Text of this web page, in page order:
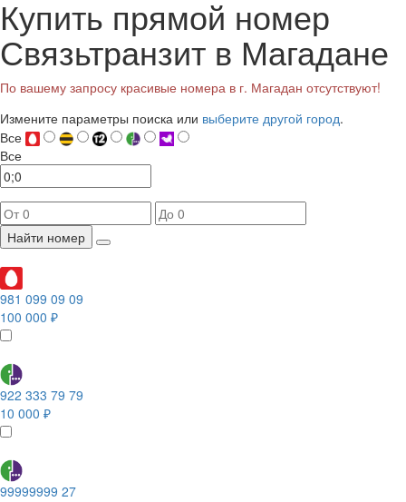
Купить прямой номер
Связьтранзит в Магадане
По вашему запросу красивые номера в г. Магадан отсутствуют!
Измените параметры поиска или выберите другой город.
Все
Все
Найти номер
981 099 09 09
100 000 ₽
922 333 79 79
10 000 ₽
99999999 27